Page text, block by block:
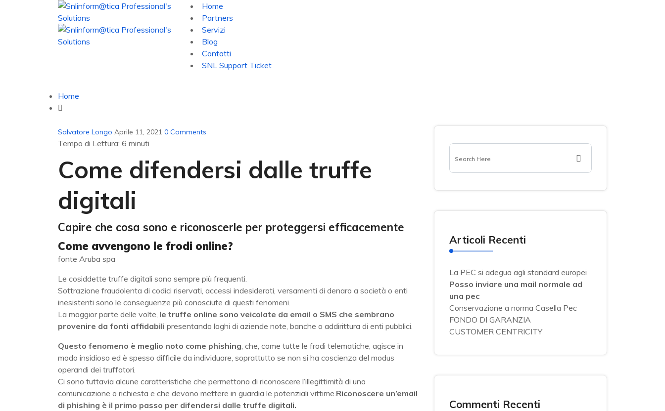
Home
Partners
Servizi
Blog
Contatti
SNL Support Ticket
Home
Salvatore Longo Aprile 11, 2021 0 Comments
Tempo di Lettura: 6 minuti
Come difendersi dalle truffe
digitali
Capire che cosa sono e riconoscerle per proteggersi efficacemente
Come avvengono le frodi online?
fonte Aruba spa
Le cosiddette truffe digitali sono sempre più frequenti.
Sottrazione fraudolenta di codici riservati, accessi indesiderati, versamenti di denaro a società o enti
inesistenti sono le conseguenze più conosciute di questi fenomeni.
La maggior parte delle volte, le truffe online sono veicolate da email o SMS che sembrano
provenire da fonti affidabili presentando loghi di aziende note, banche o addirittura di enti pubblici.
Questo fenomeno è meglio noto come phishing, che, come tutte le frodi telematiche, agisce in
modo insidioso ed è spesso difficile da individuare, soprattutto se non si ha coscienza del modus
operandi dei truffatori.
Ci sono tuttavia alcune caratteristiche che permettono di riconoscere l’illegittimità di una
comunicazione o richiesta e che devono mettere in guardia le potenziali vittime.Riconoscere un’email
di phishing è il primo passo per difendersi dalle truffe digitali.
Articoli Recenti
La PEC si adegua agli standard europei
Posso inviare una mail normale ad
una pec
Conservazione a norma Casella Pec
FONDO DI GARANZIA
CUSTOMER CENTRICITY
Commenti Recenti